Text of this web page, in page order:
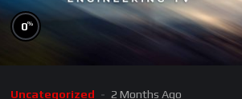
0%
Uncategorized 2 Months Ago